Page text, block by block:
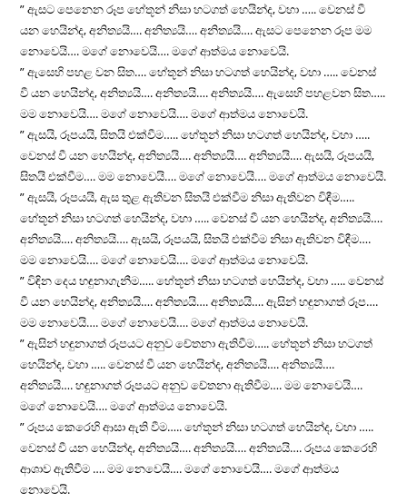
” ඇසට පෙනෙන රූප හේතූන් නිසා හටගත් හෙයින්ද, වහා ….. වෙනස් වී
යන හෙයින්ද, අනිත්‍යයි…. අනිත්‍යයි…. අනිත්‍යයි…. ඇසට පෙනෙන රූප මම
නොවෙයි…. මගේ නොවෙයි…. මගේ ආත්මය නොවෙයි.
” ඇසෙහි පහළ වන සිත…. හේතූන් නිසා හටගත් හෙයින්ද, වහා ….. වෙනස්
වී යන හෙයින්ද, අනිත්‍යයි…. අනිත්‍යයි…. අනිත්‍යයි…. ඇසෙහි පහළවන සිත…..
මම නොවෙයි…. මගේ නොවෙයි…. මගේ ආත්මය නොවෙයි.
” ඇසයි, රූපයයි, සිතයි එක්වීම….. හේතූන් නිසා හටගත් හෙයින්ද, වහා …..
වෙනස් වී යන හෙයින්ද, අනිත්‍යයි…. අනිත්‍යයි…. අනිත්‍යයි…. ඇසයි, රූපයයි,
සිතයි එක්වීම…. මම නොවෙයි…. මගේ නොවෙයි…. මගේ ආත්මය නොවෙයි.
” ඇසයි, රූපයයි, ඇස තුළ ඇතිවන සිතයි එක්වීම නිසා ඇතිවන විඳීම…..
හේතූන් නිසා හටගත් හෙයින්ද, වහා ….. වෙනස් වී යන හෙයින්ද, අනිත්‍යයි….
අනිත්‍යයි…. අනිත්‍යයි…. ඇසයි, රූපයයි, සිතයි එක්වීම නිසා ඇතිවන විඳීම….
මම නොවෙයි…. මගේ නොවෙයි…. මගේ ආත්මය නොවෙයි.
” විඳින දෙය හඳුනාගැනීම….. හේතූන් නිසා හටගත් හෙයින්ද, වහා ….. වෙනස්
වී යන හෙයින්ද, අනිත්‍යයි…. අනිත්‍යයි…. අනිත්‍යයි…. ඇසින් හඳුනාගත් රූප….
මම නොවෙයි…. මගේ නොවෙයි…. මගේ ආත්මය නොවෙයි.
” ඇසින් හඳුනාගත් රූපයට අනුව චේතනා ඇතිවීම….. හේතූන් නිසා හටගත්
හෙයින්ද, වහා ….. වෙනස් වී යන හෙයින්ද, අනිත්‍යයි…. අනිත්‍යයි….
අනිත්‍යයි…. හඳුනාගත් රූපයට අනුව චේතනා ඇතිවීම…. මම නොවෙයි….
මගේ නොවෙයි…. මගේ ආත්මය නොවෙයි.
” රූපය කෙරෙහි ආසා ඇති වීම….. හේතූන් නිසා හටගත් හෙයින්ද, වහා …..
වෙනස් වී යන හෙයින්ද, අනිත්‍යයි…. අනිත්‍යයි…. අනිත්‍යයි…. රූපය කෙරෙහි
ආශාව ඇතිවීම …. මම නෙවෙයි…. මගේ නොවෙයි…. මගේ ආත්මය
නොවෙයි.